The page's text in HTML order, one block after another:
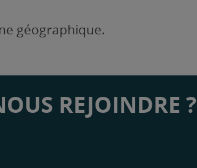
géographique.
REJOINDRE ?